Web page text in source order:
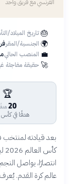
الفرنسي مع فريق واحد
🎂تاريخ الميلاد/
🌍 الجنسية/المقر
💼 المنصب الحالي
🚀 حقيقة مفاجئة
🏆
20
هدفًا في كأس
بعد قيادته لمنتخب
انتصارًا، يواصل
عالم كرة القدم. يُعرف